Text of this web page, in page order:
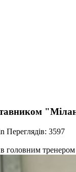
Переглядів: 3597
головним